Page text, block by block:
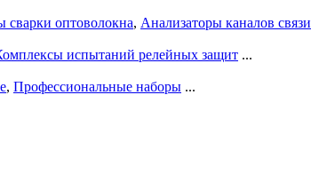
сварки оптоволокна, Анализаторы каналов связи
испытаний релейных защит ...
, Профессиональные наборы ...